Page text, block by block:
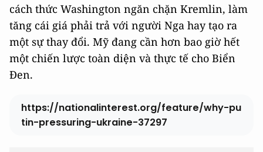
cách thức Washington ngăn chặn Kremlin, làm
tăng cái giá phải trả với người Nga hay tạo ra
một sự thay đổi. Mỹ đang cần hơn bao giờ hết
một chiến lược toàn diện và thực tế cho Biển
Đen.
https://nationalinterest.org/feature/why-pu
tin-pressuring-ukraine-37297